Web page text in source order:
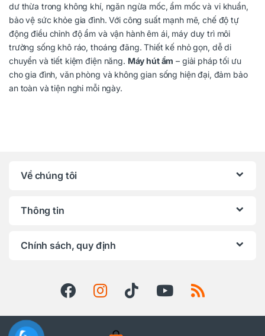
dư thừa trong không khí, ngăn ngừa mốc, ẩm mốc và vi khuẩn,
bảo vệ sức khỏe gia đình. Với công suất mạnh mẽ, chế độ tự
động điều chỉnh độ ẩm và vận hành êm ái, máy duy trì môi
trường sống khô ráo, thoáng đãng. Thiết kế nhỏ gọn, dễ di
chuyển và tiết kiệm điện năng. Máy hút ẩm – giải pháp tối ưu
cho gia đình, văn phòng và không gian sống hiện đại, đảm bảo
an toàn và tiện nghi mỗi ngày.
Về chúng tôi
Thông tin
Chính sách, quy định